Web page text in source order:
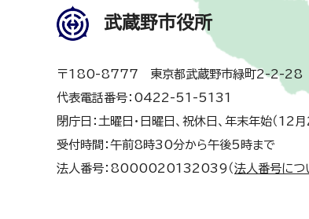
武蔵野市役所
〒180-8777 東京都武蔵野市緑町2-2-28
代表電話番号：0422-51-5131
閉庁日：土曜日・日曜日、祝休日、年末年始（12
受付時間：午前8時30分から午後5時まで
法人番号：8000020132039（ 法人番号につ